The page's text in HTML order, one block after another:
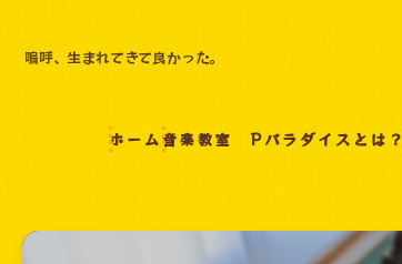
嗚呼、生まれてきて良かった。
ホーム音楽教室 Pパラダイスとは？